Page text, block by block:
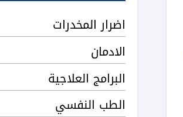
اضرار المخدرات
الادمان
البرامج العلاجية
الطب النفسي